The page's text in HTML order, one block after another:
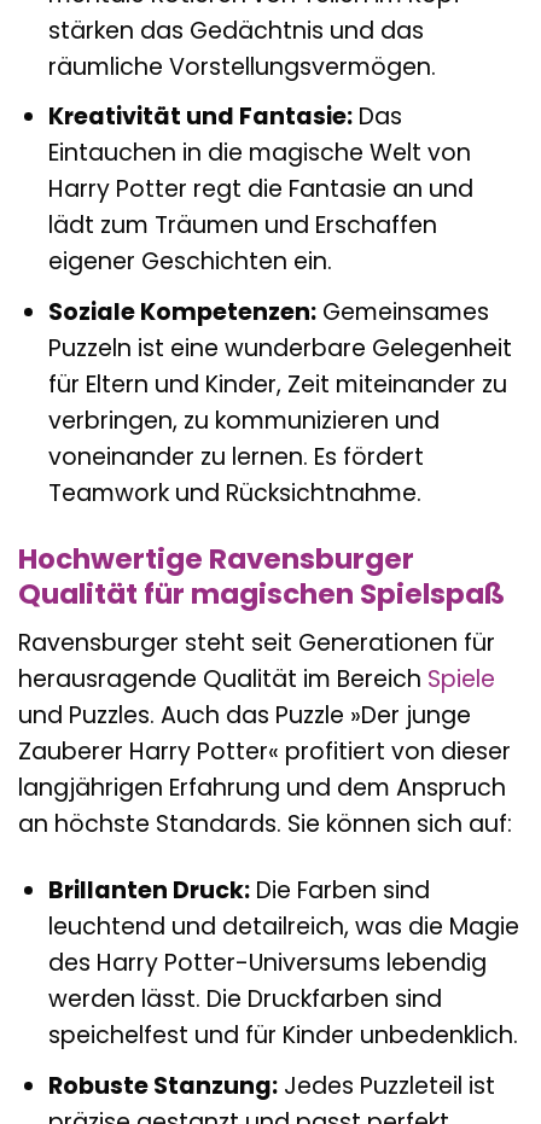
stärken das Gedächtnis und das
räumliche Vorstellungsvermögen.
Kreativität und Fantasie:Das
Eintauchen in die magische Welt von
Harry Potter regt die Fantasie an und
lädt zum Träumen und Erschaffen
eigener Geschichten ein.
Soziale Kompetenzen:Gemeinsames
Puzzeln ist eine wunderbare Gelegenheit
für Eltern und Kinder, Zeit miteinander zu
verbringen, zu kommunizieren und
voneinander zu lernen. Es fördert
Teamwork und Rücksichtnahme.
Hochwertige Ravensburger
Qualität für magischen Spielspaß
Ravensburger steht seit Generationen für
herausragende Qualität im Bereich Spiele
und Puzzles. Auch das Puzzle »Der junge
Zauberer Harry Potter« profitiert von dieser
langjährigen Erfahrung und dem Anspruch
an höchste Standards. Sie können sich auf:
Brillanten Druck:Die Farben sind
leuchtend und detailreich, was die Magie
des Harry Potter-Universums lebendig
werden lässt. Die Druckfarben sind
speichelfest und für Kinder unbedenklich.
Robuste Stanzung:Jedes Puzzleteil ist